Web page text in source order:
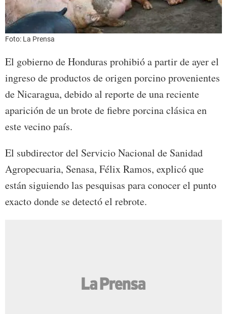
Foto: La Prensa
El gobierno de Honduras prohibió a partir de ayer el
ingreso de productos de origen porcino provenientes
de Nicaragua, debido al reporte de una reciente
aparición de un brote de fiebre porcina clásica en
este vecino país.
El subdirector del Servicio Nacional de Sanidad
Agropecuaria, Senasa, Félix Ramos, explicó que
están siguiendo las pesquisas para conocer el punto
exacto donde se detectó el rebrote.